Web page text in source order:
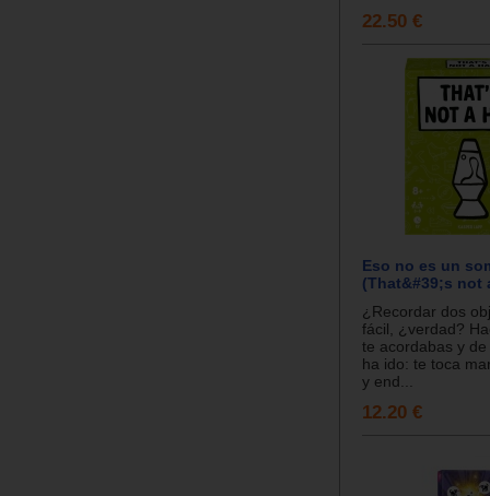
22.50 €
Eso no es un
(That&#39;s not
¿Recordar dos
fácil, ¿verdad?
te acordabas y
ha ido: te toca
y end...
12.20 €